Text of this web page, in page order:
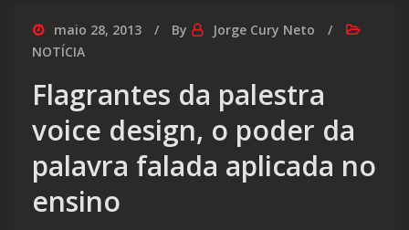
maio 28, 2013 By
Jorge Cury Neto
NOTÍCIA
Flagrantes da palestra
voice design, o poder da
palavra falada aplicada no
ensino